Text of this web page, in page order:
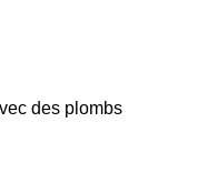
des plombs